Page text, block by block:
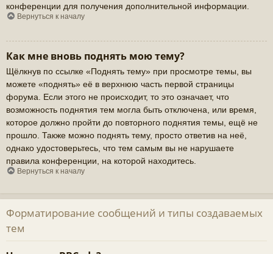
конференции для получения дополнительной информации.
Вернуться к началу
Как мне вновь поднять мою тему?
Щёлкнув по ссылке «Поднять тему» при просмотре темы, вы
можете «поднять» её в верхнюю часть первой страницы
форума. Если этого не происходит, то это означает, что
возможность поднятия тем могла быть отключена, или время,
которое должно пройти до повторного поднятия темы, ещё не
прошло. Также можно поднять тему, просто ответив на неё,
однако удостоверьтесь, что тем самым вы не нарушаете
правила конференции, на которой находитесь.
Вернуться к началу
Форматирование сообщений и типы создаваемых
тем